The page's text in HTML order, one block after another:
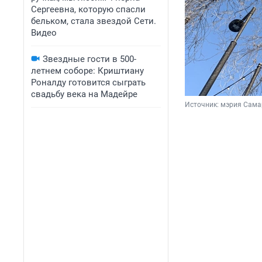
Сергеевна, которую спасли
бельком, стала звездой Сети.
Видео
Звездные гости в 500-
летнем соборе: Криштиану
Роналду готовится сыграть
свадьбу века на Мадейре
Источник: мэрия